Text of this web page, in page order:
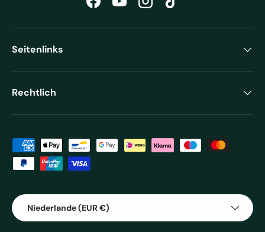
FacebookYouTubeInstagramTikTok
Seitenlinks
Rechtlich
Zahlungsmethoden
Land/Region
Niederlande (EUR €)